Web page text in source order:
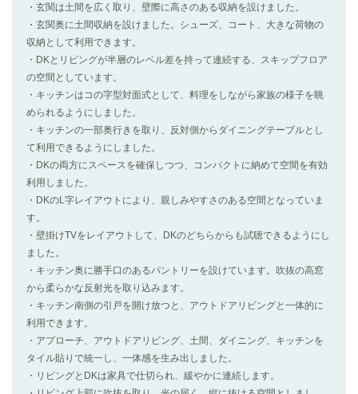
・玄関は土間を広く取り、壁際に高さのある収納を設けました。
・玄関奥に土間収納を設けました。シューズ、コート、大きな荷物の
収納として利用できます。
・DKとリビングが半層のレベル差を持って連続する、スキップフロア
の空間としています。
・キッチンはコの字型対面式として、料理をしながら家族の様子を眺
められるようにしました。
・キッチンの一部奥行きを取り、反対側からダイニングテーブルとし
て利用できるようにしました。
・DKの両方にスペースを確保しつつ、コンパクトに納めて空間を有効
利用しました。
・DKのL字レイアウトにより、親しみやすさのある空間となっていま
す。
・壁掛けTVをレイアウトして、DKのどちらからも試聴できるようにし
ました。
・キッチン奥に勝手口のあるパントリーを設けています。吹抜の高窓
から柔らかな反射光を取り込みます。
・キッチン南側の引戸を開け放つと、アウトドアリビングと一体的に
利用できます。
・アプローチ、アウトドアリビング、土間、ダイニング、キッチンを
タイル貼りで統一し、一体感を生み出しました。
・リビングとDKは家具で仕切られ、緩やかに連続します。